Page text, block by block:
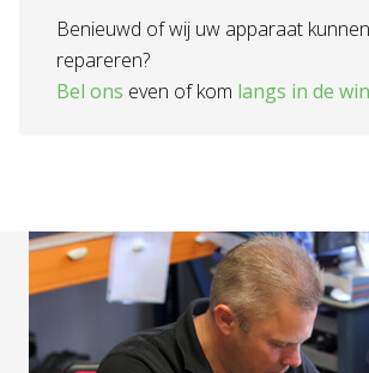
Benieuwd of wij uw apparaat kunnen
repareren?
Bel ons even of kom langs in de